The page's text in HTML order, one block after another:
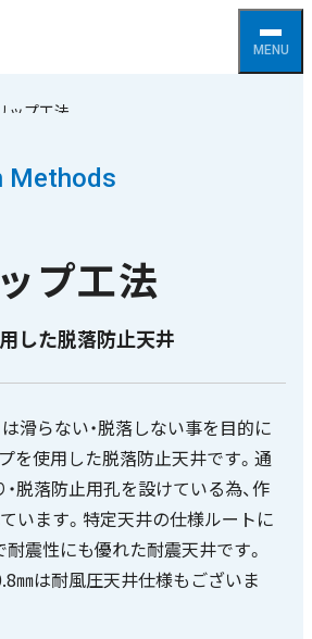
ップ工法
Methods
プ工法
した脱落防止天井
は滑らない・脱落しない事を目的に
を使用した脱落防止天井です。通
脱落防止用孔を設けている為、作
います。特定天井の仕様ルートに
震性にも優れた耐震天井です。
㎜は耐風圧天井仕様もございま